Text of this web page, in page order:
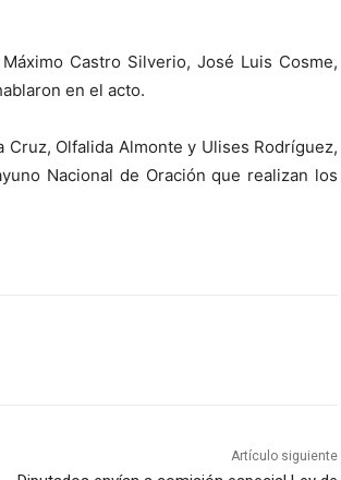
Castro Silverio, José Luis Cosme,
en el acto.
Olfalida Almonte y Ulises Rodríguez,
Nacional de Oración que realizan los
Artículo siguiente